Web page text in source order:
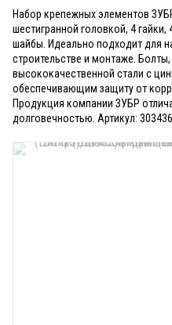
Набор крепежных элементов
шестигранной головкой, 4
шайбы. Идеально подходит для
строительстве и монтаже.
высококачественной стали с
обеспечивающим защиту от
Продукция компании ЗУБР
долговечностью. Артикул: